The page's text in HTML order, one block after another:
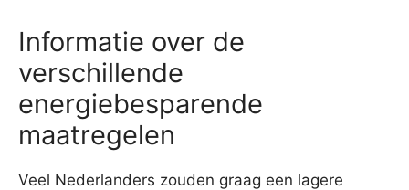
Informatie over de
verschillende
energiebesparende
maatregelen
Veel Nederlanders zouden graag een lagere